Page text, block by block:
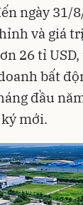
ngày 31/
và giá
26 tỉ
bất
đầu
mới.